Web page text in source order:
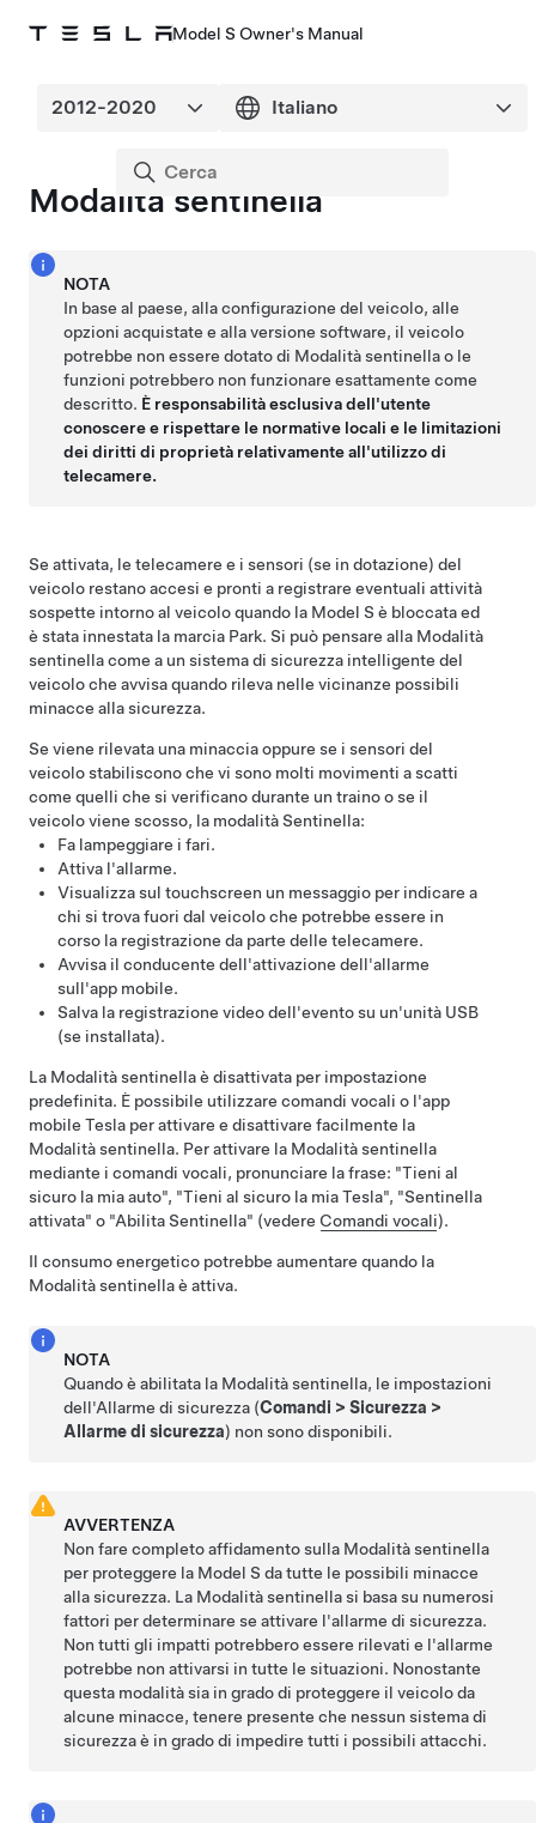
Model S Owner's Manual
Modalità sentinella
NOTA
In base al paese, alla configurazione del veicolo, alle
opzioni acquistate e alla versione software, il veicolo
potrebbe non essere dotato di Modalità sentinella o le
funzioni potrebbero non funzionare esattamente come
descritto. È responsabilità esclusiva dell'utente
conoscere e rispettare le normative locali e le limitazioni
dei diritti di proprietà relativamente all'utilizzo di
telecamere.
Se attivata, le telecamere e i sensori (se in dotazione) del
veicolo restano accesi e pronti a registrare eventuali attività
sospette intorno al veicolo quando la Model S è bloccata ed
è stata innestata la marcia Park. Si può pensare alla Modalità
sentinella come a un sistema di sicurezza intelligente del
veicolo che avvisa quando rileva nelle vicinanze possibili
minacce alla sicurezza.
Se viene rilevata una minaccia oppure se i sensori del
veicolo stabiliscono che vi sono molti movimenti a scatti
come quelli che si verificano durante un traino o se il
veicolo viene scosso, la modalità Sentinella:
Fa lampeggiare i fari.
Attiva l'allarme.
Visualizza sul touchscreen un messaggio per indicare a
chi si trova fuori dal veicolo che potrebbe essere in
corso la registrazione da parte delle telecamere.
Avvisa il conducente dell'attivazione dell'allarme
sull'app mobile.
Salva la registrazione video dell'evento su un'unità USB
(se installata).
La Modalità sentinella è disattivata per impostazione
predefinita. È possibile utilizzare comandi vocali o l'app
mobile Tesla per attivare e disattivare facilmente la
Modalità sentinella. Per attivare la Modalità sentinella
mediante i comandi vocali, pronunciare la frase: "Tieni al
sicuro la mia auto", "Tieni al sicuro la mia Tesla", "Sentinella
attivata" o "Abilita Sentinella" (vedere Comandi vocali).
Il consumo energetico potrebbe aumentare quando la
Modalità sentinella è attiva.
NOTA
Quando è abilitata la Modalità sentinella, le impostazioni
dell'Allarme di sicurezza (Comandi >Sicurezza >
Allarme di sicurezza) non sono disponibili.
AVVERTENZA
Non fare completo affidamento sulla Modalità sentinella
per proteggere la Model S da tutte le possibili minacce
alla sicurezza. La Modalità sentinella si basa su numerosi
fattori per determinare se attivare l'allarme di sicurezza.
Non tutti gli impatti potrebbero essere rilevati e l'allarme
potrebbe non attivarsi in tutte le situazioni. Nonostante
questa modalità sia in grado di proteggere il veicolo da
alcune minacce, tenere presente che nessun sistema di
sicurezza è in grado di impedire tutti i possibili attacchi.